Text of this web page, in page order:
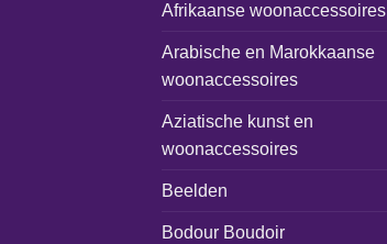
Afrikaanse woonaccessoires
Arabische en Marokkaanse
woonaccessoires
Aziatische kunst en
woonaccessoires
Beelden
Bodour Boudoir